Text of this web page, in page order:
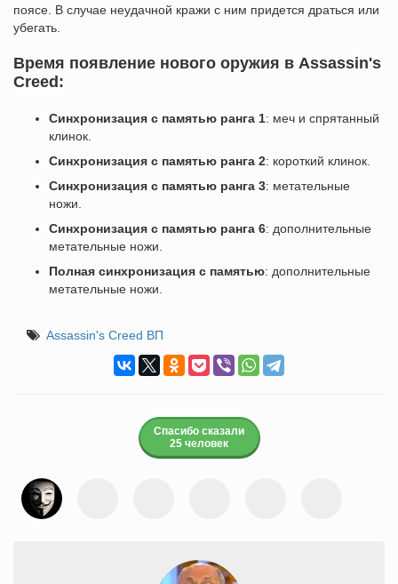
поясе. В случае неудачной кражи с ним придется драться или
убегать.
Время появление нового оружия в Assassin's
Creed:
Синхронизация с памятью ранга 1: меч и спрятанный
клинок.
Синхронизация с памятью ранга 2: короткий клинок.
Синхронизация с памятью ранга 3: метательные
ножи.
Синхронизация с памятью ранга 6: дополнительные
метательные ножи.
Полная синхронизация с памятью: дополнительные
метательные ножи.
Assassin's Creed ВП
Спасибо сказали
25 человек